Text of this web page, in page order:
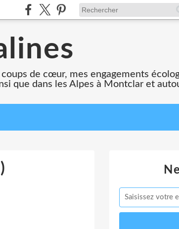
de cœur, mes engagements
que dans les Alpes à Montclar et